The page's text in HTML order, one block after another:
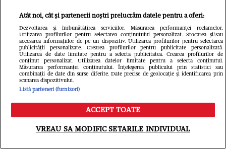
Libertatea
Meniu Caută
Atât noi, cât și partenerii noștri prelucrăm datele pentru a oferi:
Dezvoltarea și îmbunătățirea serviciilor. Măsurarea performanței reclamelor.
Utilizarea profilurilor pentru selectarea conținutului personalizat. Stocarea și/sau
accesarea informațiilor de pe un dispozitiv. Utilizarea profilurilor pentru selectarea
publicității personalizate. Crearea profilurilor pentru publicitate personalizată.
Utilizarea de date limitate pentru a selecta publicitatea. Crearea profilurilor de
conținut personalizat. Utilizarea datelor limitate pentru a selecta conținutul.
Măsurarea performanței conținutului. Înțelegerea publicului prin statistici sau
combinații de date din surse diferite. Date precise de geolocație și identificarea prin
scanarea dispozitivului.
Listă parteneri (furnizori)
ACCEPT TOATE
VREAU SA MODIFIC SETARILE INDIVIDUAL